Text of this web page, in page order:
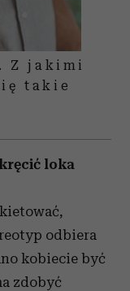
Z jakimi
takie
loka
odbiera
kobiecie być
zdobyć